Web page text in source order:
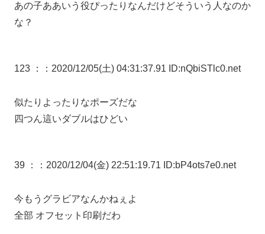
あの子ああいう役ぴったりなんだけどそういう人なのか
な？
123 ： ：2020/12/05(土) 04:31:37.91 ID:nQbiSTlc0.net
似たりよったりなポーズだな
四つん這いダブルはひどい
39 ： ：2020/12/04(金) 22:51:19.71 ID:bP4ots7e0.net
今もうグラビアなんかねぇよ
全部 オフセット印刷だわ